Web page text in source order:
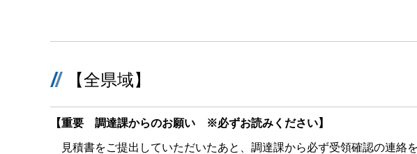
【全県域】
【重要 調達課からのお願い ※必ずお読みください】
見積書をご提出していただいたあと、調達課から必ず受領確認の連絡